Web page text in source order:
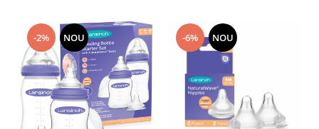
-2% NOU -6% NOU